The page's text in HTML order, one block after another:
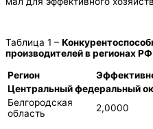
Таблица 1 –
производителей в регионах РФ
Регион
Центральный федеральный
Белгородская
область
2,0000